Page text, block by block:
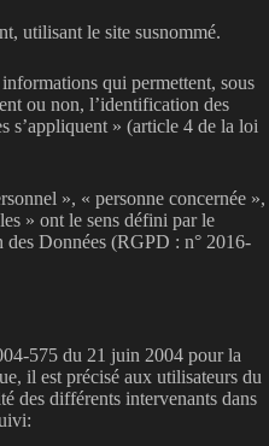
utilisant le site susnommé.
qui permettent, sous
ou non, l’identification des
s’appliquent » (article 4 de la loi
», « personne concernée »,
» ont le sens défini par le
des Données (RGPD : n° 2016-
575 du 21 juin 2004 pour la
il est précisé aux utilisateurs du
des différents intervenants dans